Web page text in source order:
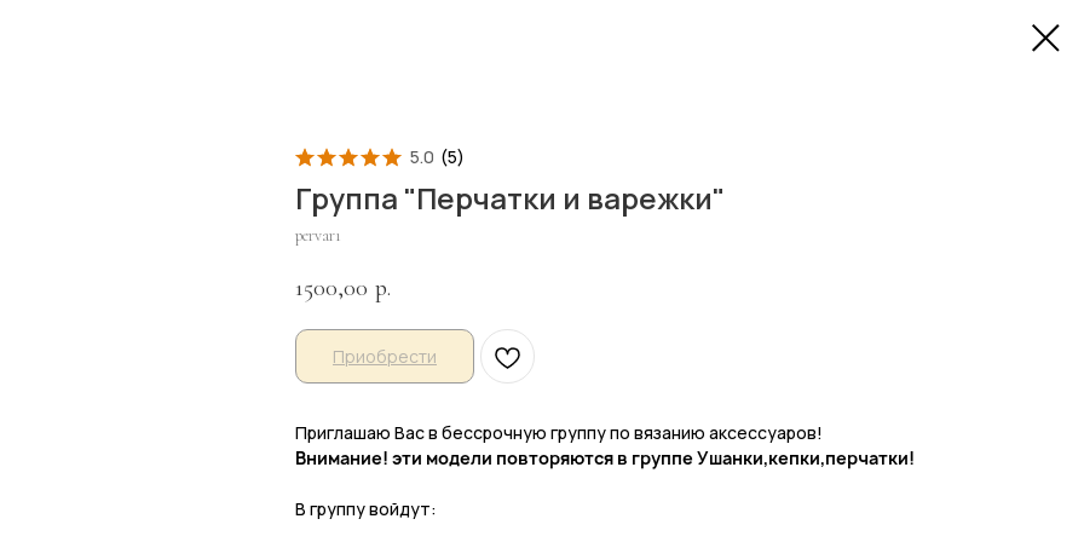
5.0 (5)
Группа "Перчатки и варежки"
pervar1
1500,00 р.
Приобрести
Приглашаю Вас в бессрочную группу по вязанию аксессуаров!
Внимание! эти модели повторяются в группе Ушанки,кепки,перчатки!
В группу войдут: